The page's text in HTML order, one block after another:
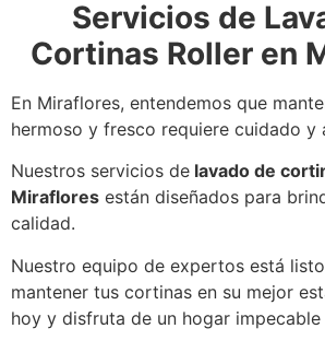
Servicios de
Cortinas Roller en
En Miraflores, entendemos que
hermoso y fresco requiere cuidado y
Nuestros servicios de lavado de
Miraflores están diseñados para
calidad.
Nuestro equipo de expertos está
mantener tus cortinas en su mejor
hoy y disfruta de un hogar